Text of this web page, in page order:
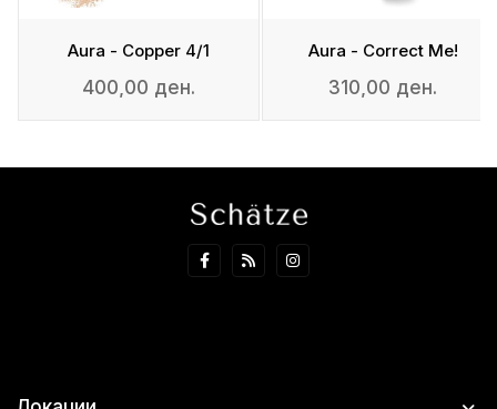
Aura - Copper 4/1
400,00 ден.
Aura - Correct Me!
310,00 ден.